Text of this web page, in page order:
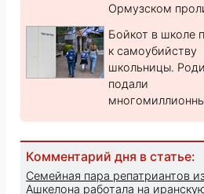
Ормузском
Бойкот в школе
к самоубийству
школьницы.
подали
Комментарий дня в статье:
Семейная пара репатриантов
Ашкелона работала на